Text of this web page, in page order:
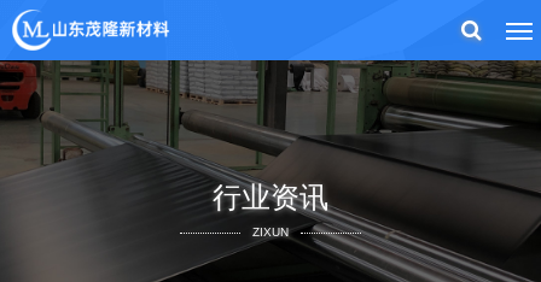
行业资讯
ZIXUN